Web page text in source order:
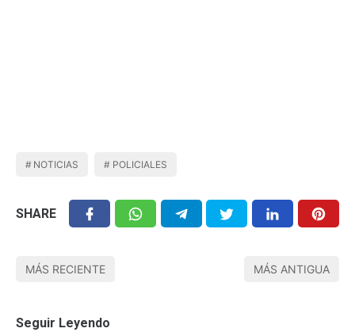
NOTICIAS POLICIALES
SHARE
MÁS RECIENTE MÁS ANTIGUA
Seguir Leyendo